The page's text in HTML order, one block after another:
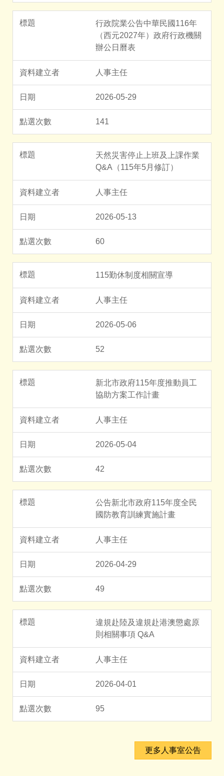
行政院業公告中華民國116年
（西元2027年）政府行政機關
辦公日曆表
人事主任
2026-05-29
141
天然災害停止上班及上課作業
Q&A（115年5月修訂）
人事主任
2026-05-13
60
115勤休制度相關宣導
人事主任
2026-05-06
52
新北市政府115年度推動員工
協助方案工作計畫
人事主任
2026-05-04
42
公告新北市政府115年度全民
國防教育訓練實施計畫
人事主任
2026-04-29
49
違規赴陸及違規赴港澳懲處原
則相關事項 Q&A
人事主任
2026-04-01
95
更多人事室公告